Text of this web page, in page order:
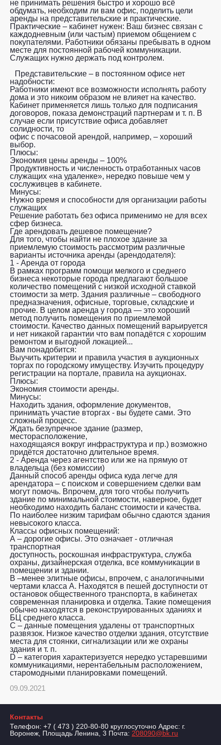
не принимать решения быстро и хорошо всё
обдумать, необходим ли вам офис, поделить цели
аренды на представительские и практические.
Практические – кабинет нужен: Ваш бизнес связан с
каждодневным (или частым) приемом общением с
покупателями. Работники обязаны пребывать в одном
месте для постоянной рабочей коммуникации.
Служащих нужно держать под контролем.
Представительские – в постоянном офисе нет
надобности:
Работники имеют все возможности исполнять работу
дома и это никоим образом не влияет на качество.
Кабинет применяется лишь только для подписания
договоров, показа демонстраций партнерам и т. п. В
случае если присутствие офиса добавляет
солидности, то
офис с почасовой арендой, например, – хороший
выбор.
Плюсы:
Экономия цены аренды – 100%
Продуктивность и численность отработанных часов
служащих «на удаленке», нередко повыше чем у
сослуживцев в кабинете.
Минусы:
Нужно время и способности для организации работы
служащих
Решение работать без офиса применимо не для всех
сфер бизнеса.
Где арендовать дешевое помещение?
Для того, чтобы найти не плохое здание за
приемлемую стоимость рассмотрим различные
варианты источника аренды (арендодателя):
1 - Аренда от города
В рамках программ помощи мелкого и среднего
бизнеса некоторые города предлагают большое
количество помещений с низкой исходной ставкой
стоимости за метр. Здания различные – свободного
предназначения, офисные, торговые, складские и
прочие. В целом аренда у города — это хороший
метод получить помещения по приемлемой
стоимости. Качество данных помещений варьируется
и нет никакой гарантии что вам попадётся с хорошим
ремонтом и выгодной локацией...
Вам понадобится:
Выучить критерии и правила участия в аукционных
торгах по городскому имуществу. Изучить процедуру
регистрации на портале, правила на аукционах.
Плюсы:
Экономия стоимости аренды.
Минусы:
Находить здания, оформление документов,
принимать участие вторгах - вы будете сами. Это
сложный процесс.
Ждать безупречное здание (размер,
месторасположение,
находящаяся вокруг инфраструктура и пр.) возможно
придётся достаточно длительное время.
2 - Аренда через агентство или же на прямую от
владельца (без комиссии)
Данный способ аренды офиса куда легче для
арендатора – с поиском и совершением сделки вам
могут помочь. Впрочем, для того чтобы получить
здание по минимальной стоимости, наверное, будет
необходимо находить баланс стоимости и качества.
По наиболее низким тарифам обычно сдаются здания
невысокого класса.
Классы офисных помещений:
А – дорогие офисы. Это означает - отличная
транспортная
доступность, роскошная инфраструктура, служба
охраны, дизайнерская отделка, все коммуникации в
помещении и здании.
B –менее элитные офисы, впрочем, с аналогичными
чертами класса А. Находятся в пешей доступности от
остановок общественного транспорта, в кабинетах
современная планировка и отделка. Такие помещения
обычно находятся в реконструированных зданиях и
БЦ среднего класса.
C – данные помещения удалены от транспортных
развязок. Низкое качество отделки здания, отсутствие
места для стоянки, сигнализации или же охраны
здания и т. п.
D – категория характеризуется нередко устаревшими
коммуникациями, нерентабельным расположением,
старомодными планировками помещений.
09.09.2021
Контакты
Телефон: +7 ( 473 ) 220-80-80 круглосуточно Адрес: г.
Воронеж, Площадь Ленина, 3 Почта: 208090@bk.ru